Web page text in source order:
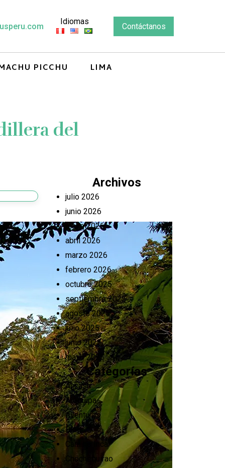
Idiomas Contáctanos
PICCHU LIMA
del
Archivos
julio 2026
junio 2026
mayo 2026
abril 2026
marzo 2026
febrero 2026
octubre 2025
septiembre 2025
agosto 2025
julio 2025
junio 2025
mayo 2025
Categorías
Ancash
Arequipa
Aventuras
Blog
Camino Inca
Chochequirao